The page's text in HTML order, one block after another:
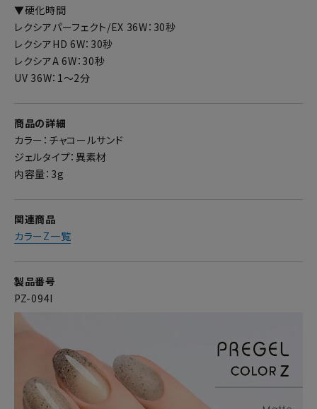
▼硬化時間
レクシアパーフェクト/EX 36W：30秒
レクシアHD 6W：30秒
レクシアA 6W：30秒
UV 36W：1～2分
商品の詳細
カラー：チャコールサンド
ジェルタイプ：異素材
内容量：3g
関連商品
カラーZ一覧
製品番号
PZ-094I